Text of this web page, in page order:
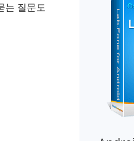
는 질문도